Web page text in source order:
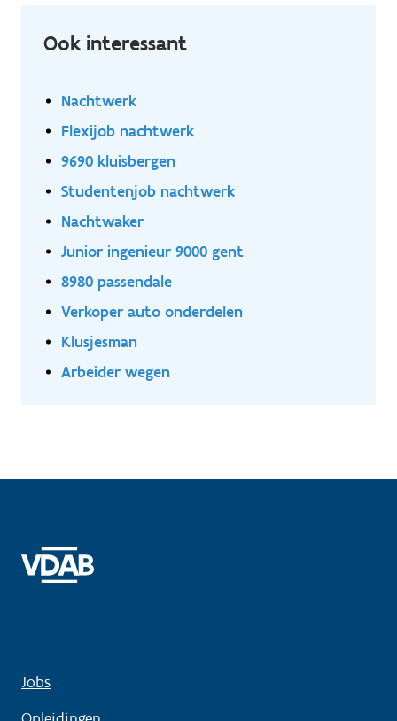
Horaires de travail : du lundi soir au vendredi soir (5
nuits) à partir de 17h.
Ook interessant
Nachtwerk
Flexijob nachtwerk
9690 kluisbergen
Studentenjob nachtwerk
Nachtwaker
Junior ingenieur 9000 gent
8980 passendale
Verkoper auto onderdelen
Klusjesman
Arbeider wegen
Jobs